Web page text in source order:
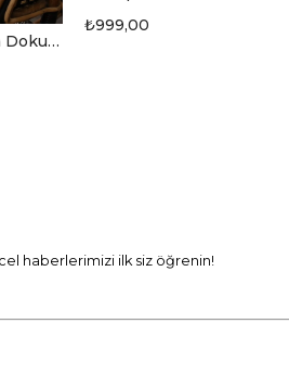
%57 İpek %43 Pamuk Monogram Dokumalı Gümüş Renkli 70X190 Yumuşak Dökümlü Şal
₺999,00
haberlerimizi ilk siz öğrenin!